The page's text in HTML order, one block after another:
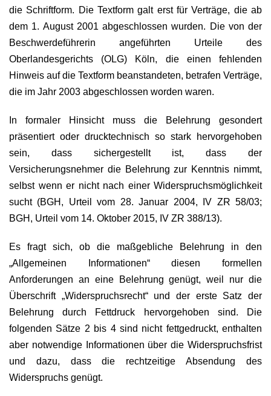
die Schriftform. Die Textform galt erst für Verträge, die ab
dem 1. August 2001 abgeschlossen wurden. Die von der
Beschwerdeführerin angeführten Urteile des
Oberlandesgerichts (OLG) Köln, die einen fehlenden
Hinweis auf die Textform beanstandeten, betrafen Verträge,
die im Jahr 2003 abgeschlossen worden waren.
In formaler Hinsicht muss die Belehrung gesondert
präsentiert oder drucktechnisch so stark hervorgehoben
sein, dass sichergestellt ist, dass der
Versicherungsnehmer die Belehrung zur Kenntnis nimmt,
selbst wenn er nicht nach einer Widerspruchsmöglichkeit
sucht (BGH, Urteil vom 28. Januar 2004, IV ZR 58/03;
BGH, Urteil vom 14. Oktober 2015, IV ZR 388/13).
Es fragt sich, ob die maßgebliche Belehrung in den
„Allgemeinen Informationen“ diesen formellen
Anforderungen an eine Belehrung genügt, weil nur die
Überschrift „Widerspruchsrecht“ und der erste Satz der
Belehrung durch Fettdruck hervorgehoben sind. Die
folgenden Sätze 2 bis 4 sind nicht fettgedruckt, enthalten
aber notwendige Informationen über die Widerspruchsfrist
und dazu, dass die rechtzeitige Absendung des
Widerspruchs genügt.